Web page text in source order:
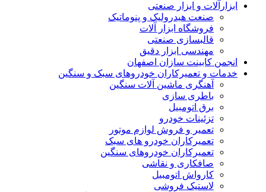
ابزارآلات و ابزار صنعتی
صنعت هیدرولیک و پنوماتیک
فروشگاه ابزار آلات
قالبسازی صنعتی
مهندسی ابزار دقیق
انجمن کابینت سازان اصفهان
خدمات و تعمیرکاران خودروهای سبک و سنگین
آهنگری ماشین آلات سنگین
باطری سازی
برق اتومبیل
تزئینات خودرو
تعمیر و فروش لوازم موتور
تعمیرکاران خودرو های سبک
تعمیرکاران خودروهای سنگین
صافکاری و نقاشی
کارواش اتومبیل
لاستیک فروشی